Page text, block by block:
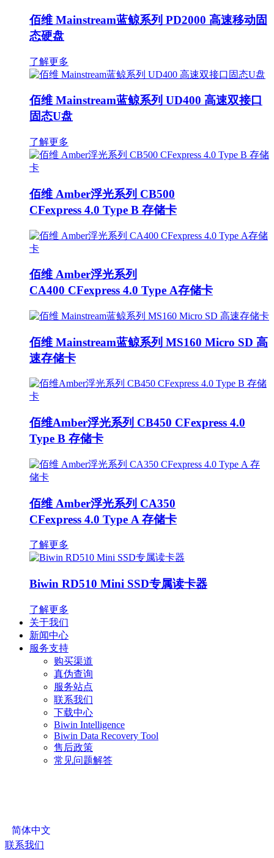
佰维 Mainstream蓝鲸系列 PD2000 高速移动固
态硬盘
了解更多
佰维 Mainstream蓝鲸系列 UD400 高速双接口
固态U盘
了解更多
佰维 Amber浮光系列 CB500
CFexpress 4.0 Type B 存储卡
佰维 Amber浮光系列
CA400 CFexpress 4.0 Type A存储卡
佰维 Mainstream蓝鲸系列 MS160 Micro SD 高
速存储卡
佰维Amber浮光系列 CB450 CFexpress 4.0
Type B 存储卡
佰维 Amber浮光系列 CA350
CFexpress 4.0 Type A 存储卡
了解更多
Biwin RD510 Mini SSD专属读卡器
了解更多
关于我们
新闻中心
服务支持
购买渠道
真伪查询
服务站点
联系我们
下载中心
Biwin Intelligence
Biwin Data Recovery Tool
售后政策
常见问题解答
简体中文
联系我们